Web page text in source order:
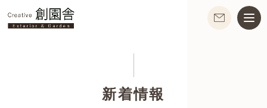
新着情報